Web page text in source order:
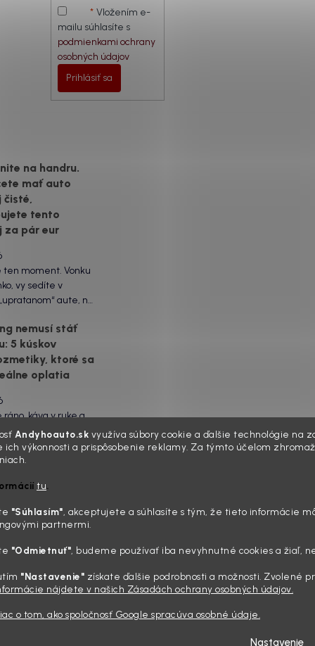
Andyhoauto.sk využíva súbory cookie a ďalšie technológie na
ich výkonnosti a prispôsobenie reklamy. Za týmto účelom
tu.
"Súhlasím", akceptujete a súhlasíte s tým, že tieto informácie
partnermi.
"Odmietnuť", budeme používať iba nevyhnutné cookies a žiaľ,
"Nastavenie" získate ďalšie podrobnosti a možnosti. Zvolené
nájdete v našich Zásadách ochrany osobných údajov.
o tom, ako spoločnosť Google spracúva osobné údaje.
Nastavenie
Vložením e-
mailu súhlasíte s
podmienkami ochrany
osobných údajov
Prihlásiť sa
na handru.
mať auto
čisté,
tento
za pár eur
ten moment. Vonku
vy sedíte v
aute, no
V mriežkach
okolo tlačidiel a v
na vás stále
prach. Handra
nemusí stáť
5 kúskov
ktoré sa
oplatia
ráno, káva v ruke a
zaprášená kapota.
nuda, pre nás
Lenže keď si v
šampóny a utierky,
Dobrá správa
výbava ...
vychytávok,
na
ten pocit. Sobota
sa oprie do laku a
zaschnuté